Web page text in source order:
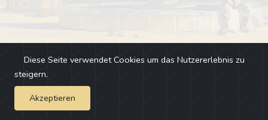
Impressum - Changelog
Diese Seite verwendet Cookies um das Nutzererlebnis zu
steigern.
Akzeptieren